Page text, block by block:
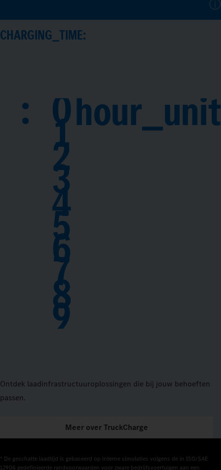
CHARGING_TIME:
: 0
1
2
3
4
5
6
7
8
9
hour_unit
Ontdek laadinfrastructuuroplossingen die bij jouw behoeften
passen.
Meer over TruckCharge
* De geschatte laadtijd is gebaseerd op interne simulaties volgens de in ISO/SAE
12906 gedefinieerde randvoorwaarden voor zware bedrijfsvoertuigen aan een